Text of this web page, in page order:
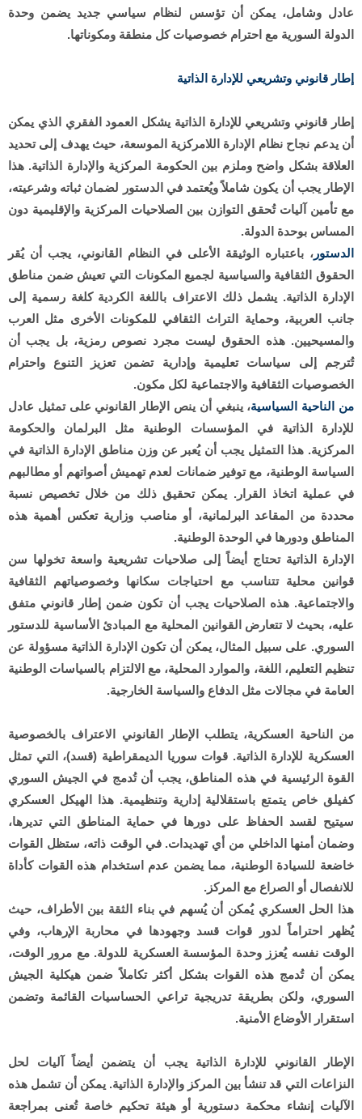
عادل وشامل، يمكن أن تؤسس لنظام سياسي جديد يضمن وحدة
الدولة السورية مع احترام خصوصيات كل منطقة ومكوناتها.
إطار قانوني وتشريعي للإدارة الذاتية
إطار قانوني وتشريعي للإدارة الذاتية يشكل العمود الفقري الذي يمكن
أن يدعم نجاح نظام الإدارة اللامركزية الموسعة، حيث يهدف إلى تحديد
العلاقة بشكل واضح وملزم بين الحكومة المركزية والإدارة الذاتية. هذا
الإطار يجب أن يكون شاملاً ويُعتمد في الدستور لضمان ثباته وشرعيته،
مع تأمين آليات تُحقق التوازن بين الصلاحيات المركزية والإقليمية دون
المساس بوحدة الدولة.
الدستور ، باعتباره الوثيقة الأعلى في النظام القانوني، يجب أن يُقر
الحقوق الثقافية والسياسية لجميع المكونات التي تعيش ضمن مناطق
الإدارة الذاتية. يشمل ذلك الاعتراف باللغة الكردية كلغة رسمية إلى
جانب العربية، وحماية التراث الثقافي للمكونات الأخرى مثل العرب
والمسيحيين. هذه الحقوق ليست مجرد نصوص رمزية، بل يجب أن
تُترجم إلى سياسات تعليمية وإدارية تضمن تعزيز التنوع واحترام
الخصوصيات الثقافية والاجتماعية لكل مكون.
من الناحية السياسية، ينبغي أن ينص الإطار القانوني على تمثيل عادل
للإدارة الذاتية في المؤسسات الوطنية مثل البرلمان والحكومة
المركزية. هذا التمثيل يجب أن يُعبر عن وزن مناطق الإدارة الذاتية في
السياسة الوطنية، مع توفير ضمانات لعدم تهميش أصواتهم أو مطالبهم
في عملية اتخاذ القرار. يمكن تحقيق ذلك من خلال تخصيص نسبة
محددة من المقاعد البرلمانية، أو مناصب وزارية تعكس أهمية هذه
المناطق ودورها في الوحدة الوطنية.
الإدارة الذاتية تحتاج أيضاً إلى صلاحيات تشريعية واسعة تخولها سن
قوانين محلية تتناسب مع احتياجات سكانها وخصوصياتهم الثقافية
والاجتماعية. هذه الصلاحيات يجب أن تكون ضمن إطار قانوني متفق
عليه، بحيث لا تتعارض القوانين المحلية مع المبادئ الأساسية للدستور
السوري. على سبيل المثال، يمكن أن تكون الإدارة الذاتية مسؤولة عن
تنظيم التعليم، اللغة، والموارد المحلية، مع الالتزام بالسياسات الوطنية
العامة في مجالات مثل الدفاع والسياسة الخارجية.
من الناحية العسكرية، يتطلب الإطار القانوني الاعتراف بالخصوصية
العسكرية للإدارة الذاتية. قوات سوريا الديمقراطية (قسد)، التي تمثل
القوة الرئيسية في هذه المناطق، يجب أن تُدمج في الجيش السوري
كفيلق خاص يتمتع باستقلالية إدارية وتنظيمية. هذا الهيكل العسكري
سيتيح لقسد الحفاظ على دورها في حماية المناطق التي تديرها،
وضمان أمنها الداخلي من أي تهديدات. في الوقت ذاته، ستظل القوات
خاضعة للسيادة الوطنية، مما يضمن عدم استخدام هذه القوات كأداة
للانفصال أو الصراع مع المركز.
هذا الحل العسكري يُمكن أن يُسهم في بناء الثقة بين الأطراف، حيث
يُظهر احتراماً لدور قوات قسد وجهودها في محاربة الإرهاب، وفي
الوقت نفسه يُعزز وحدة المؤسسة العسكرية للدولة. مع مرور الوقت،
يمكن أن تُدمج هذه القوات بشكل أكثر تكاملاً ضمن هيكلية الجيش
السوري، ولكن بطريقة تدريجية تراعي الحساسيات القائمة وتضمن
استقرار الأوضاع الأمنية.
الإطار القانوني للإدارة الذاتية يجب أن يتضمن أيضاً آليات لحل
النزاعات التي قد تنشأ بين المركز والإدارة الذاتية. يمكن أن تشمل هذه
الآليات إنشاء محكمة دستورية أو هيئة تحكيم خاصة تُعنى بمراجعة